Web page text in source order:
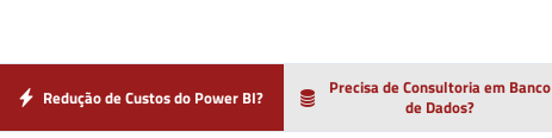
Redução de Custos do Power BI?
Precisa de Consultoria em Banco
de Dados?